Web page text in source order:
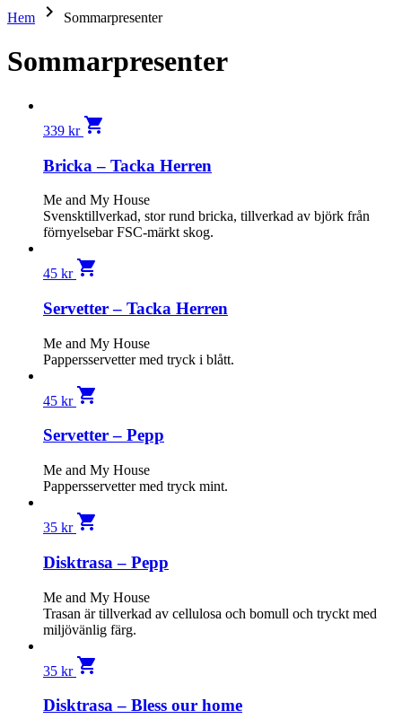
Hem keyboard_arrow_right Sommarpresenter
Sommarpresenter
339 kr shopping_cart
Bricka – Tacka Herren
Me and My House
Svensktillverkad, stor rund bricka, tillverkad av björk från
förnyelsebar FSC-märkt skog.
45 kr shopping_cart
Servetter – Tacka Herren
Me and My House
Pappersservetter med tryck i blått.
45 kr shopping_cart
Servetter – Pepp
Me and My House
Pappersservetter med tryck mint.
35 kr shopping_cart
Disktrasa – Pepp
Me and My House
Trasan är tillverkad av cellulosa och bomull och tryckt med
miljövänlig färg.
35 kr shopping_cart
Disktrasa – Bless our home